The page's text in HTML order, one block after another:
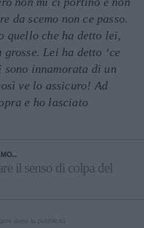
da scemo non ce passo.
quello che ha detto lei,
grosse. Lei ha detto ‘ce
sono innamorata di un
ve lo assicuro! Ad
e ho lasciato
il senso di colpa del